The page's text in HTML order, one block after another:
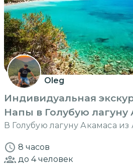
Oleg
Индивидуальная
Напы в Голубую лагуну
В Голубую лагуну Акамаса
8 часов
до 4человек